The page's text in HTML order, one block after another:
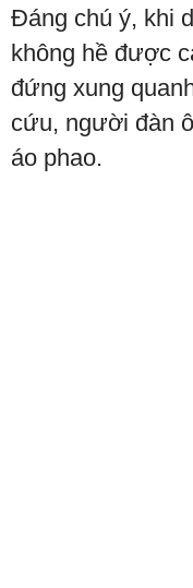
Đáng chú ý, khi
không hề được
đứng xung
cứu, người đàn
áo phao.